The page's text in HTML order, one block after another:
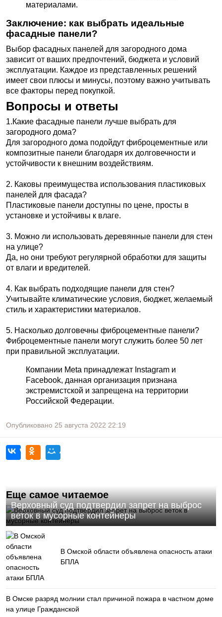
материалами.
Заключение: как выбрать идеальные
фасадные панели?
Выбор фасадных панелей для загородного дома
зависит от ваших предпочтений, бюджета и условий
эксплуатации. Каждое из представленных решений
имеет свои плюсы и минусы, поэтому важно учитывать
все факторы перед покупкой.
Вопросы и ответы
1.Какие фасадные панели лучше выбрать для
загородного дома?
Для загородного дома подойдут фиброцементные или
композитные панели благодаря их долговечности и
устойчивости к внешним воздействиям.
2. Каковы преимущества использования пластиковых
панелей для фасада?
Пластиковые панели доступны по цене, просты в
установке и устойчивы к влаге.
3. Можно ли использовать деревянные панели для стен
на улице?
Да, но они требуют регулярной обработки для защиты
от влаги и вредителей.
4. Как выбрать подходящие панели для стен?
Учитывайте климатические условия, бюджет, желаемый
стиль и характеристики материалов.
5. Насколько долговечны фиброцементные панели?
Фиброцементные панели могут служить более 50 лет
при правильной эксплуатации.
Компании Meta принадлежат Instagram и
Facebook, данная организация признана
экстремистской и запрещена на территории
Российской Федерации.
Опубликовано 25 августа 2022 22:19
Еще самое читаемое
Верховный суд подтвердил запрет на выброс
веток в мусорные контейнеры
В Омской области объявлена опасность атаки
БПЛА
В Омске разряд молнии стал причиной пожара в частном доме
на улице Гражданской